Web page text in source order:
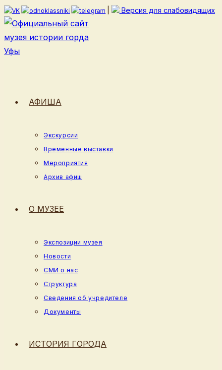
Перейти
к
содержимому
Версия для слабовидящих
АФИША
Экскурсии
Временные выставки
Мероприятия
Архив афиш
О МУЗЕЕ
Экспозиции музея
Новости
СМИ о нас
Структура
Сведения об учредителе
Документы
ИСТОРИЯ ГОРОДА